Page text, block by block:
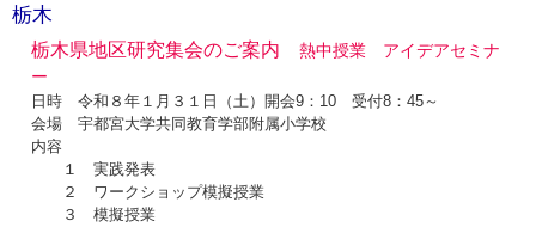
栃木
栃木県地区研究集会のご案内
熱中授業 アイデアセミナ
ー
日時 令和８年１月３１日（土）開会9：10 受付8：45～
会場 宇都宮大学共同教育学部附属小学校
内容
１ 実践発表
２ ワークショップ模擬授業
３ 模擬授業